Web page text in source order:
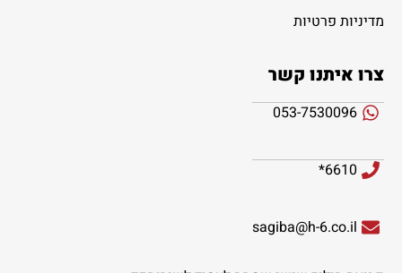
מדיניות פרטיות
צרו איתנו קשר
053-7530096
6610*
sagiba@h-6.co.il